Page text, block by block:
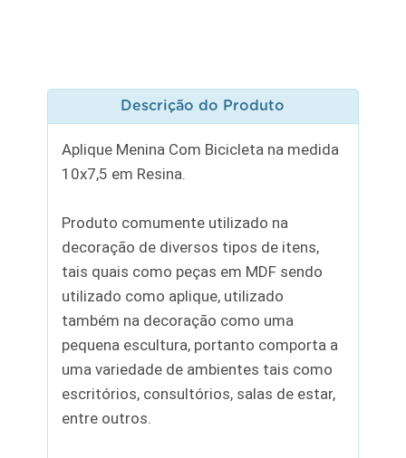
Descrição do Produto
Aplique Menina Com Bicicleta na medida
10x7,5 em Resina.
Produto comumente utilizado na
decoração de diversos tipos de itens,
tais quais como peças em MDF sendo
utilizado como aplique, utilizado
também na decoração como uma
pequena escultura, portanto comporta a
uma variedade de ambientes tais como
escritórios, consultórios, salas de estar,
entre outros.